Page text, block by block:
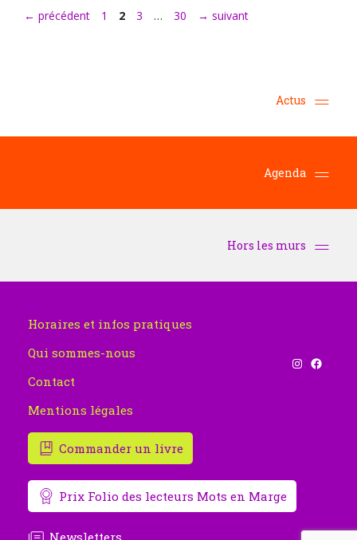
← précédent Page
1 Page
2 Page
3 … Page
30 → suivant
Horaires et infos pratiques
Qui sommes-nous
Contact
Mentions légales
Instagram Facebook
Commander un livre
Prix Folio des lecteurs Mots en Marge
Newsletters
Actus
Agenda
Hors les murs